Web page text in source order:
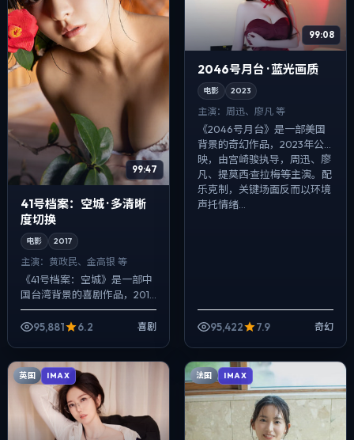
99:47
41号档案：空城 · 多清晰
度切换
电影 2017
主演： 黄政民、金高银 等
《41号档案：空城》是一部中
国台湾背景的喜剧作品，2017
年公映，由奉俊昊执导，黄政
民、金高银、易烊千玺等主
95,881 6.2 喜剧
99:08
2046号月台 · 蓝光画质
电影 2023
主演： 周迅、廖凡 等
《2046号月台》是一部美国
背景的奇幻作品，2023年公
映，由宫崎骏执导，周迅、廖
凡、提莫西·查拉梅等主演。配
乐克制，关键场面反而以环境
声托情绪...
95,422 7.9 奇幻
英国 IMAX 法国 IMAX